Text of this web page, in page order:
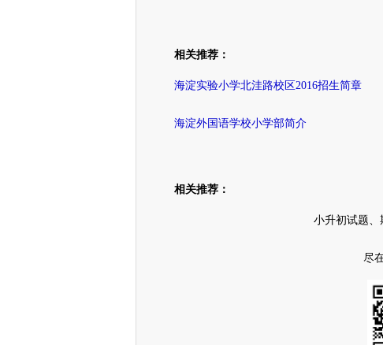
相关推荐：
海淀实验小学北洼路校区2016招生简章
海淀外国语学校小学部简介
相关推荐：
小升初试题、
尽